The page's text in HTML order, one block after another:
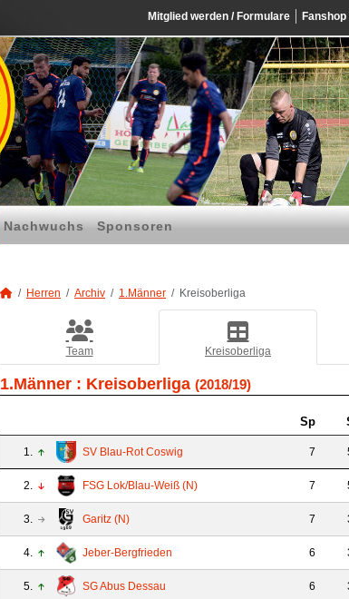
Mitglied werden / Formulare
Nachwuchs Sponsoren
Herren Archiv 1.Männer Kreisoberliga
Team Kreisoberliga
1.Männer : Kreisoberliga (2018/19)
Sp
1. SV Blau-Rot Coswig 7
2. FSG Lok/Blau-Weiß (N) 7
3. Garitz (N) 7
4. Jeber-Bergfrieden 6
5. SG Abus Dessau 6